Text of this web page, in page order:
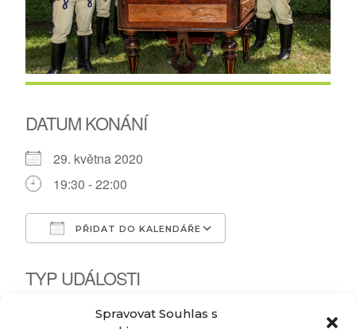
Spravovat Souhlas s
DATUM KONÁNÍ
29. května 2020
19:30 - 22:00
PŘIDAT DO KALENDÁŘE
TYP UDÁLOSTI
Koncert